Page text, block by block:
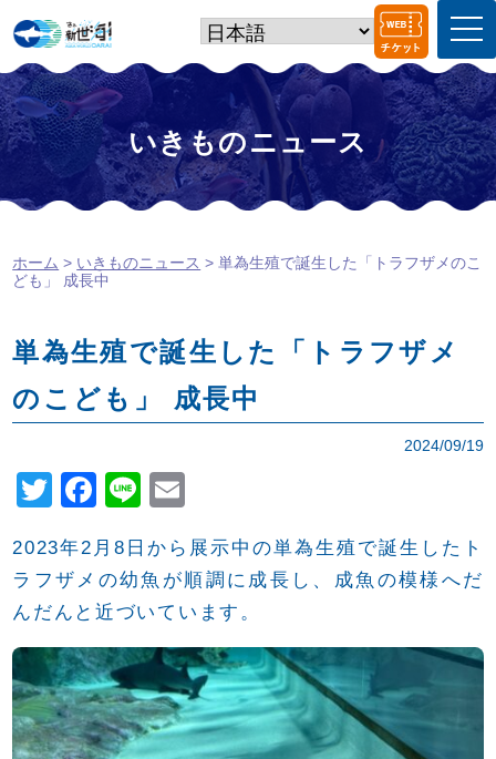
t
o
g
g
l
e
n
a
i
t
いきものニュース
ホーム > いきものニュース > 単為生殖で誕生した「トラフザメのこ
ども」 成長中
単為生殖で誕生した「トラフザメ
のこども」 成長中
2024/09/19
T
tt
er
F
c
e
b
o
o
k
Li
e
ail
2023年2月8日から展示中の単為生殖で誕生したト
ラフザメの幼魚が順調に成長し、成魚の模様へだ
んだんと近づいています。